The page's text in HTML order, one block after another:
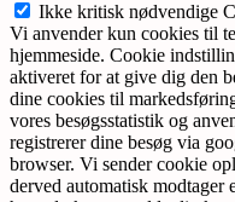
Ikke kritisk nødvendige
Vi anvender kun cookies til
hjemmeside. Cookie
aktiveret for at give dig den
dine cookies til
vores besøgsstatistik og
registrerer dine besøg via
browser. Vi sender cookie
derved automatisk